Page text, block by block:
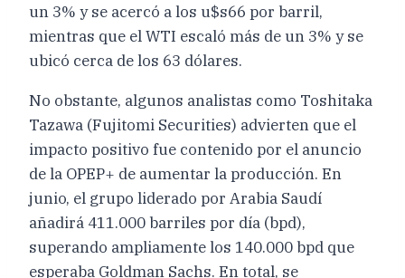
un 3% y se acercó a los u$s66 por barril,
mientras que el WTI escaló más de un 3% y se
ubicó cerca de los 63 dólares.
No obstante, algunos analistas como Toshitaka
Tazawa (Fujitomi Securities) advierten que el
impacto positivo fue contenido por el anuncio
de la OPEP+ de aumentar la producción. En
junio, el grupo liderado por Arabia Saudí
añadirá 411.000 barriles por día (bpd),
superando ampliamente los 140.000 bpd que
esperaba Goldman Sachs. En total, se